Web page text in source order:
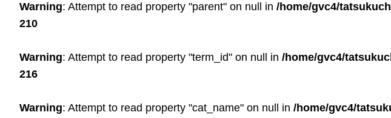
Warning: Attempt to read property "parent" on null in /home/gvc4/
210
Warning: Attempt to read property "term_id" on null in /home/gvc4/
216
Warning: Attempt to read property "cat_name" on null in /home/gvc4/